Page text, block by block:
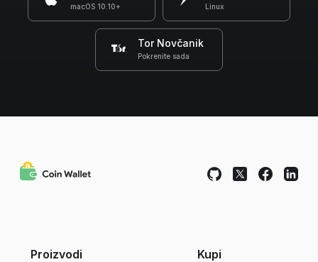
macOS 10.10+ Linux
Tor Novčanik
Pokrenite sada
Proizvodi Kupi